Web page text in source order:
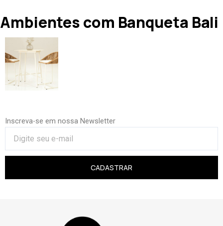
Ambientes com Banqueta Bali
Inscreva-se em nossa Newsletter
CADASTRAR